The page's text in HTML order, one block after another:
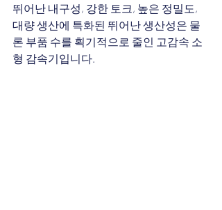
뛰어난 내구성, 강한 토크, 높은 정밀도,
대량 생산에 특화된 뛰어난 생산성은 물
론 부품 수를 획기적으로 줄인 고감속 소
형 감속기입니다.